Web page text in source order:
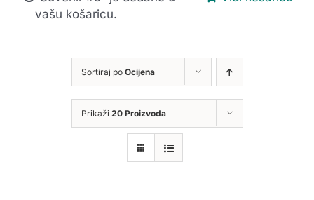
vašu košaricu.
Sortiraj po Ocijena
Prikaži 20 Proizvoda